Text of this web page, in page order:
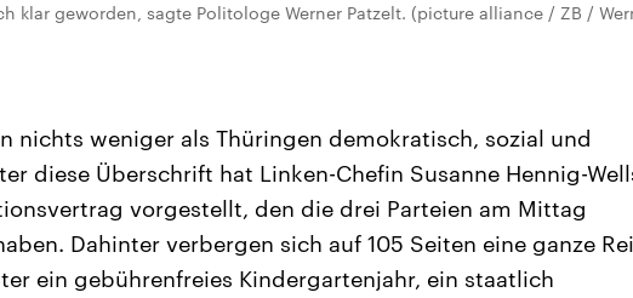
klar geworden, sagte Politologe Werner Patzelt. (picture alliance / ZB /
nichts weniger als Thüringen demokratisch, sozial und
diese Überschrift hat Linken-Chefin Susanne Hennig-
vorgestellt, den die drei Parteien am Mittag
Dahinter verbergen sich auf 105 Seiten eine ganze
ein gebührenfreies Kindergartenjahr, ein staatlich